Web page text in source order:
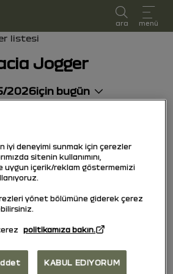
ara menü
listesi
Jogger
2026için bugün
iyi deneyimi sunmak için çerezler
sitenin kullanımını,
uygun içerik/reklam göstermemizi
yönet bölümüne giderek çerez
politikamıza bakın.
KABUL EDIYORUM